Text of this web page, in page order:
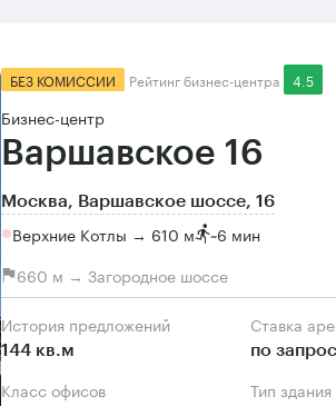
БЕЗ КОМИССИИ Рейтинг бизнес-центра 4.5
Бизнес-центр
Варшавское 16
Москва, Варшавское шоссе, 16
Верхние Котлы → 610 м ~6 мин
660 м → Загородное шоссе
История предложений
144 кв.м
Ставка
по
Класс офисов Тип здания